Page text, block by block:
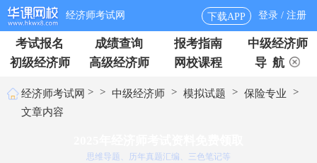
经济师考试网 下载APP 登录 / 注册
考试报名 成绩查询 报考指南
中级经济师
初级经济师
高级经济师 网校课程 导 航
经济师考试网 > > 中级经济师 > 模拟试题 > 保险专业
>
文章内容
思维导题、历年真题汇编、三色笔记等